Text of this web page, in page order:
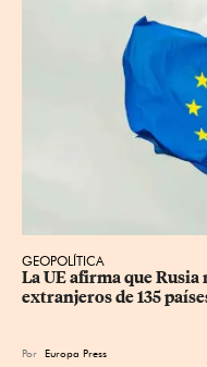
GEOPOLÍTICA
La UE afirma que
extranjeros de 135
Por Europa Press